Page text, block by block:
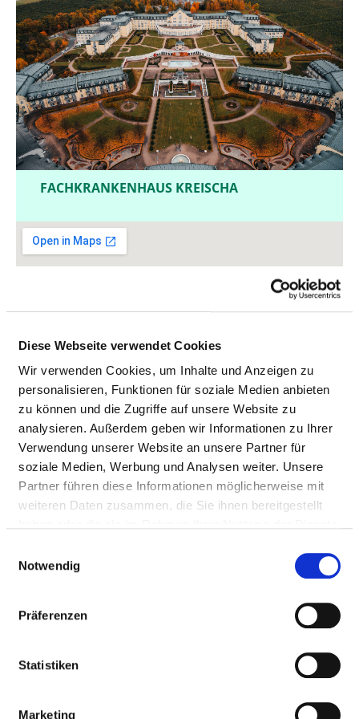
Diese Webseite verwendet Cookies
Wir verwenden Cookies, um Inhalte und Anzeigen zu
personalisieren, Funktionen für soziale Medien anbieten
zu können und die Zugriffe auf unsere Website zu
analysieren. Außerdem geben wir Informationen zu Ihrer
Verwendung unserer Website an unsere Partner für
soziale Medien, Werbung und Analysen weiter. Unsere
Partner führen diese Informationen möglicherweise mit
weiteren Daten zusammen, die Sie ihnen bereitgestellt
Notwendig
Präferenzen
Statistiken
Marketing
FACHKRANKENHAUS KREISCHA
01731 Kreischa
Mail:
ed.airavab-kinilk@ahcsierk.gnurheufstfeahcseg
Anfahrt